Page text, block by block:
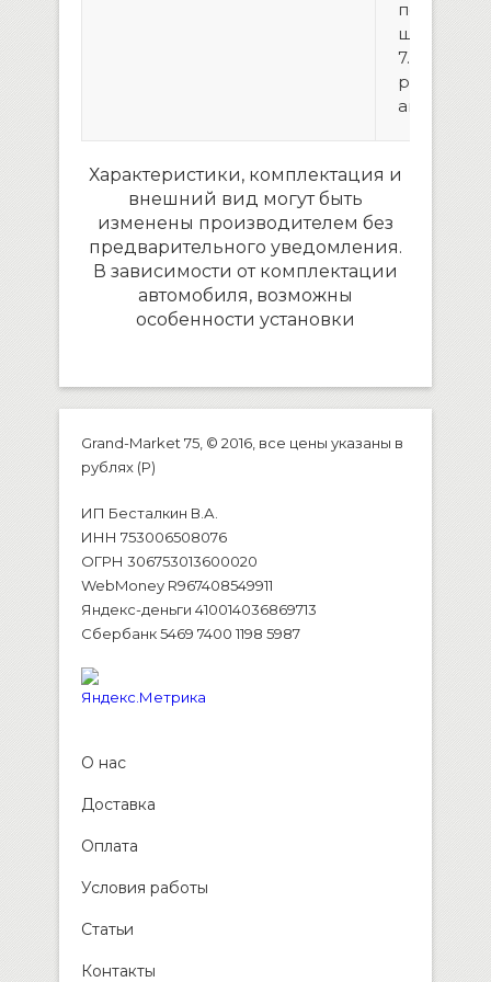
штатной
7.
антенна
Характеристики, комплектация и
внешний вид могут быть
изменены производителем без
предварительного уведомления.
В зависимости от комплектации
автомобиля, возможны
особенности установки
Grand-Market 75, © 2016, все цены указаны в
рублях (P)
ИП Бесталкин В.А.
ИНН 753006508076
ОГРН 306753013600020
WebMoney R967408549911
Яндекс-деньги 410014036869713
Сбербанк 5469 7400 1198 5987
О нас
Доставка
Оплата
Условия работы
Статьи
Контакты